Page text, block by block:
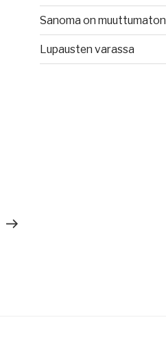
artikkeli
Sanoma on muuttumaton
Lupausten varassa